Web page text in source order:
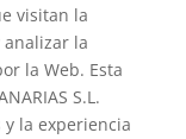
visitan la
analizar la
la Web. Esta
S.L.
la experiencia